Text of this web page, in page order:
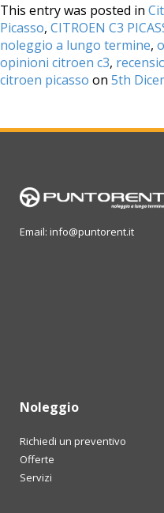
This entry was posted in
Picasso, CITROEN C3
noleggio a lungo termine,
opinioni citroen c3,
citroen picasso on 5th
Email: info@puntorent.it
Noleggio
Richiedi un preventivo
Offerte
Servizi